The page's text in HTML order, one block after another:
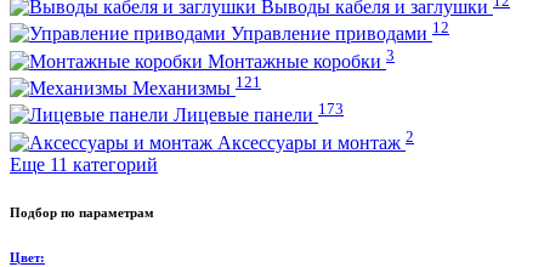
Выводы кабеля и заглушки
Управление приводами 12
Монтажные коробки 3
Механизмы 121
Лицевые панели 173
Аксессуары и монтаж 2
Еще 11 категорий
Подбор по параметрам
Цвет: